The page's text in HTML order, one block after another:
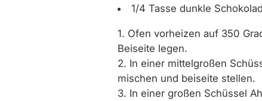
1/4 Tasse dunkle
Ofen vorheizen auf 350
Beiseite legen.
In einer mittelgroßen
mischen und beiseite stellen.
In einer großen Schüssel